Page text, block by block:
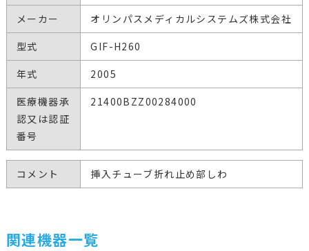
メーカー
オリンパスメディカルシステムズ株式会社
型式
GIF-H260
年式
2005
医療機器承
認又は認証
番号
21400BZZ00284000
コメント 挿入チューブ折れ止め部しわ
関連機器一覧